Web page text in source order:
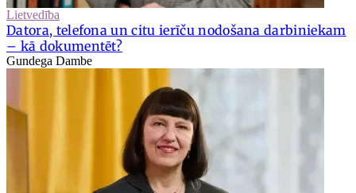
Lietvedība
Datora, telefona un citu ierīču nodošana darbiniekam
– kā dokumentēt?
Gundega Dambe